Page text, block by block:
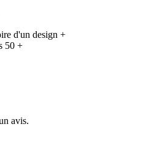
d'un design +
50 +
avis.